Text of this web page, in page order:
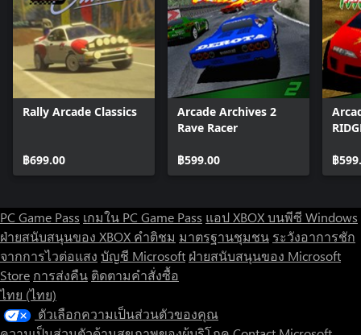
Rally Arcade Classics
฿699.00
Arcade Archives 2
Rave Racer
฿599.00 ฿
PC Game Pass เกมใน PC Game Pass แอป XBOX บนพีซี Windows
ฝ่ายสนับสนุนของ XBOX คำติชม มาตรฐานชุมชน ระวังอาการชัก
จากการไวต่อแสง บัญชี Microsoft ฝ่ายสนับสนุนของ Microsoft
Store การส่งคืน ติดตามคำสั่งซื้อ
ไทย (ไทย)
ตัวเลือกความเป็นส่วนตัวของคุณ